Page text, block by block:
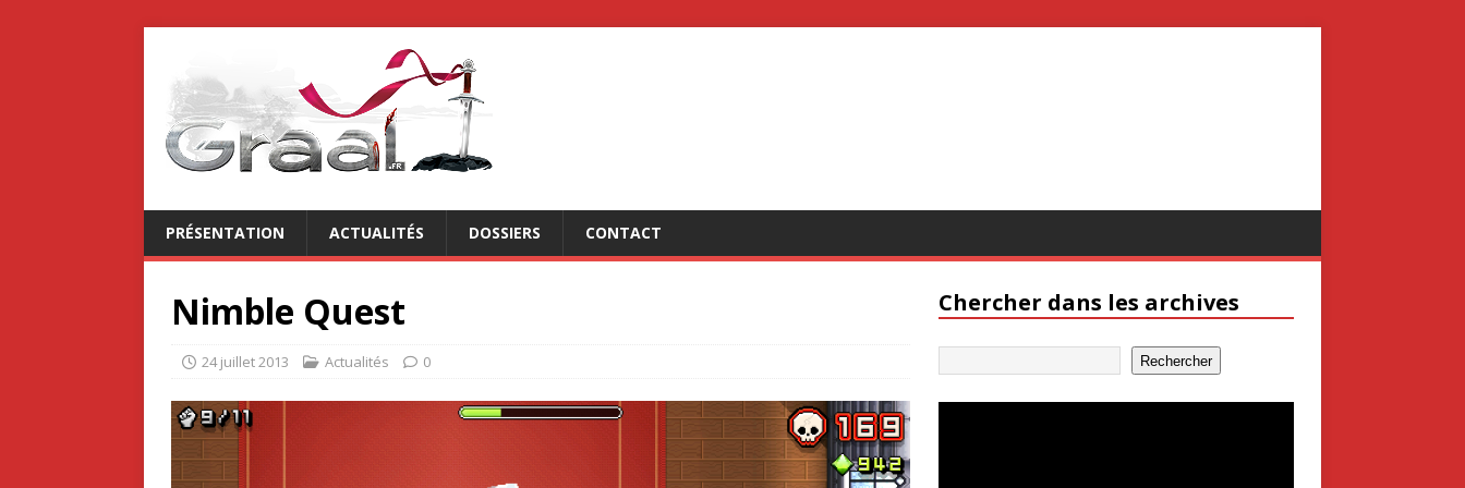
PRÉSENTATION ACTUALITÉS DOSSIERS CONTACT
Nimble Quest
24 juillet 2013 Actualités 0
Chercher dans les archives
Rechercher